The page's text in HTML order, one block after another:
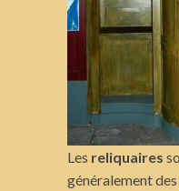
Les reliquaires
généralement